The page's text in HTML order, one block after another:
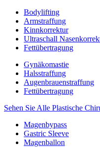
Bodylifting
Armstraffung
Kinnkorrektur
Ultraschall
Fettübertragung
Gynäkomastie
Halsstraffung
Augenbrauenstraffung
Fettübertragung
Sehen Sie Alle Plastische
Magenbypass
Gastric Sleeve
Magenballon